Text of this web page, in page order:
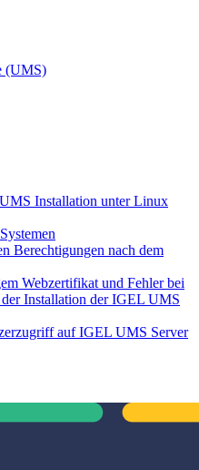
(UMS)
Installation unter Linux
Berechtigungen nach dem
Webzertifikat und Fehler bei
Installation der IGEL UMS
auf IGEL UMS Server